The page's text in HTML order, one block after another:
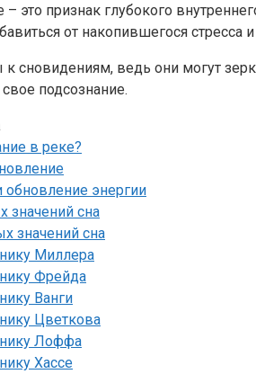
– это признак глубокого
от накопившегося стресса
к сновидениям, ведь они могут
подсознание.
в реке?
энергии
значений сна
значений сна
Миллера
Фрейда
Ванги
Цветкова
Лоффа
Хассе